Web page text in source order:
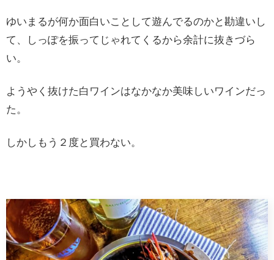
ゆいまるが何か面白いことして遊んでるのかと勘違いし
て、しっぽを振ってじゃれてくるから余計に抜きづら
い。
ようやく抜けた白ワインはなかなか美味しいワインだっ
た。
しかしもう２度と買わない。